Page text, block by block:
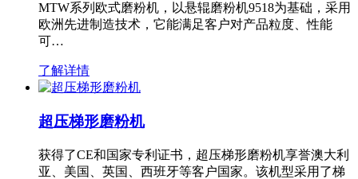
MTW系列欧式磨粉机，以悬辊磨粉机9518为基础，采用
欧洲先进制造技术，它能满足客户对产品粒度、性能
可…
了解详情
超压梯形磨粉机
获得了CE和国家专利证书，超压梯形磨粉机享誉澳大利
亚、美国、英国、西班牙等客户国家。该机型采用了梯